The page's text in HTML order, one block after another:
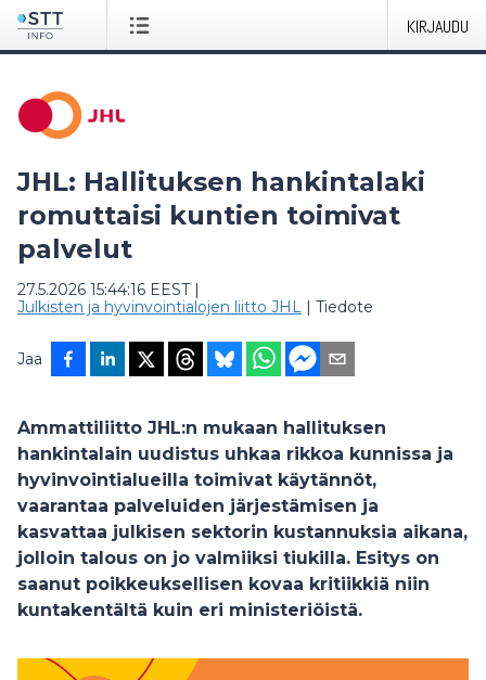
KIRJAUDU
JHL: Hallituksen hankintalaki
romuttaisi kuntien toimivat
palvelut
27.5.2026 15:44:16 EEST|
Julkisten ja hyvinvointialojen liitto JHL | Tiedote
Jaa
Ammattiliitto JHL:n mukaan hallituksen
hankintalain uudistus uhkaa rikkoa kunnissa ja
hyvinvointialueilla toimivat käytännöt,
vaarantaa palveluiden järjestämisen ja
kasvattaa julkisen sektorin kustannuksia aikana,
jolloin talous on jo valmiiksi tiukilla. Esitys on
saanut poikkeuksellisen kovaa kritiikkiä niin
kuntakentältä kuin eri ministeriöistä.